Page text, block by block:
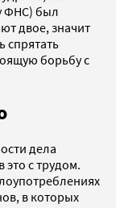
ФНС) был
двое, значит
спрятать
борьбу с
дела
это с трудом.
в которых